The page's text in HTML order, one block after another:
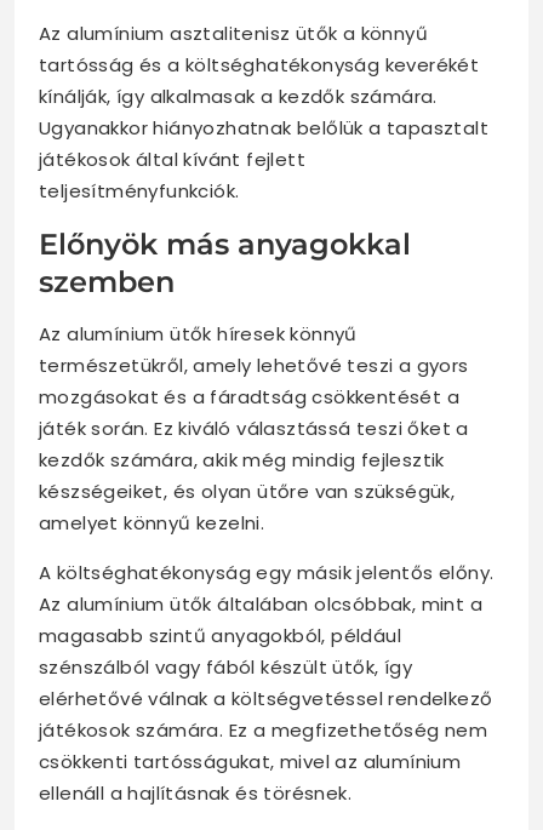
Az alumínium asztalitenisz ütők a könnyű
tartósság és a költséghatékonyság keverékét
kínálják, így alkalmasak a kezdők számára.
Ugyanakkor hiányozhatnak belőlük a tapasztalt
játékosok által kívánt fejlett
teljesítményfunkciók.
Előnyök más anyagokkal
szemben
Az alumínium ütők híresek könnyű
természetükről, amely lehetővé teszi a gyors
mozgásokat és a fáradtság csökkentését a
játék során. Ez kiváló választássá teszi őket a
kezdők számára, akik még mindig fejlesztik
készségeiket, és olyan ütőre van szükségük,
amelyet könnyű kezelni.
A költséghatékonyság egy másik jelentős előny.
Az alumínium ütők általában olcsóbbak, mint a
magasabb szintű anyagokból, például
szénszálból vagy fából készült ütők, így
elérhetővé válnak a költségvetéssel rendelkező
játékosok számára. Ez a megfizethetőség nem
csökkenti tartósságukat, mivel az alumínium
ellenáll a hajlításnak és törésnek.